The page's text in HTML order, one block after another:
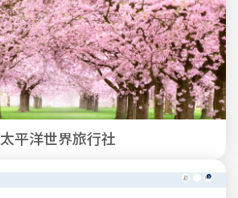
太平洋世界旅行社